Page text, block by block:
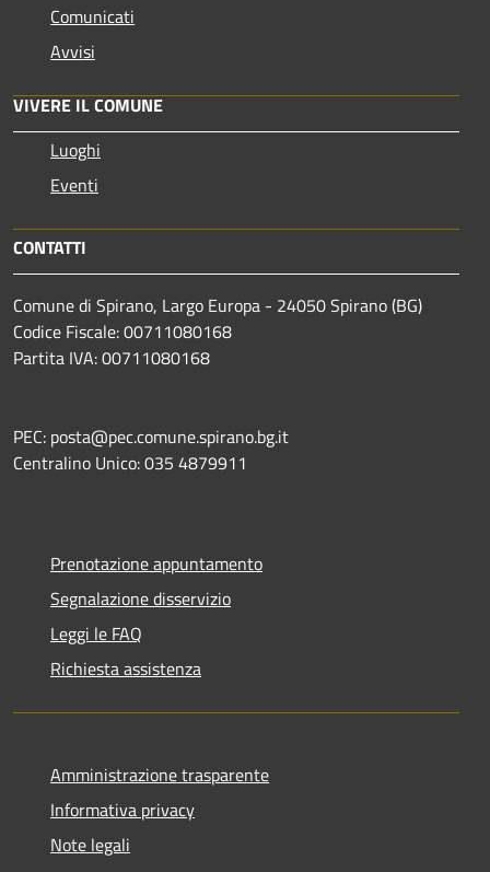
Comunicati
Avvisi
VIVERE IL COMUNE
Luoghi
Eventi
CONTATTI
Comune di Spirano, Largo Europa - 24050 Spirano (BG)
Codice Fiscale: 00711080168
Partita IVA: 00711080168
PEC: posta@pec.comune.spirano.bg.it
Centralino Unico: 035 4879911
Prenotazione appuntamento
Segnalazione disservizio
Leggi le FAQ
Richiesta assistenza
Amministrazione trasparente
Informativa privacy
Note legali